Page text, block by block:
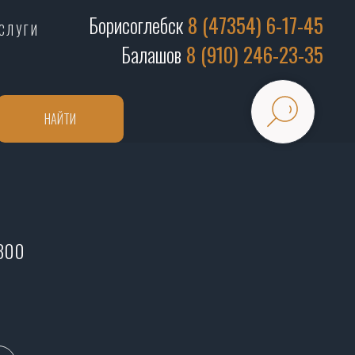
Борисоглебск8 (47354) 6-17-45
Балашов 8 (910) 246-23-35
НАЙТИ